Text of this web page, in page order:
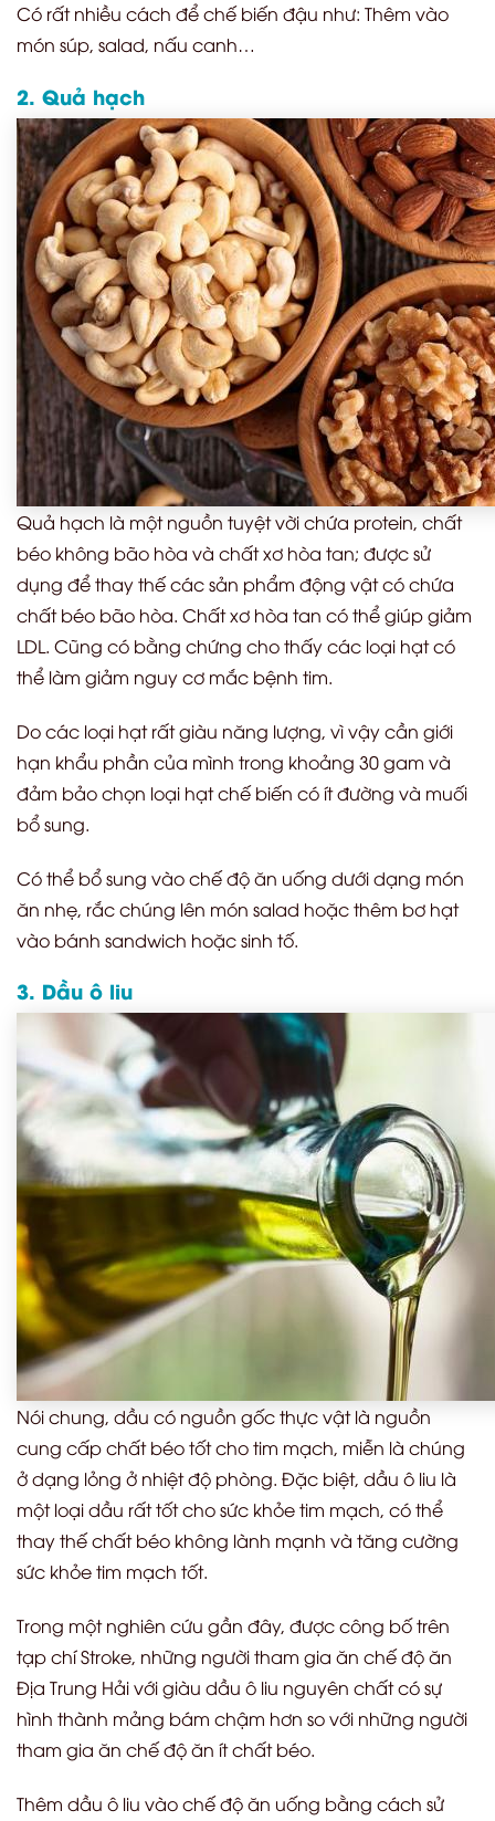
Có rất nhiều cách để chế biến đậu như: Thêm vào
món súp, salad, nấu canh…
2. Quả hạch
Quả hạch là một nguồn tuyệt vời chứa protein, chất
béo không bão hòa và chất xơ hòa tan; được sử
dụng để thay thế các sản phẩm động vật có chứa
chất béo bão hòa. Chất xơ hòa tan có thể giúp giảm
LDL. Cũng có bằng chứng cho thấy các loại hạt có
thể làm giảm nguy cơ mắc bệnh tim.
Do các loại hạt rất giàu năng lượng, vì vậy cần giới
hạn khẩu phần của mình trong khoảng 30 gam và
đảm bảo chọn loại hạt chế biến có ít đường và muối
bổ sung.
Có thể bổ sung vào chế độ ăn uống dưới dạng món
ăn nhẹ, rắc chúng lên món salad hoặc thêm bơ hạt
vào bánh sandwich hoặc sinh tố.
3. Dầu ô liu
Nói chung, dầu có nguồn gốc thực vật là nguồn
cung cấp chất béo tốt cho tim mạch, miễn là chúng
ở dạng lỏng ở nhiệt độ phòng. Đặc biệt, dầu ô liu là
một loại dầu rất tốt cho sức khỏe tim mạch, có thể
thay thế chất béo không lành mạnh và tăng cường
sức khỏe tim mạch tốt.
Trong một nghiên cứu gần đây, được công bố trên
tạp chí Stroke, những người tham gia ăn chế độ ăn
Địa Trung Hải với giàu dầu ô liu nguyên chất có sự
hình thành mảng bám chậm hơn so với những người
tham gia ăn chế độ ăn ít chất béo.
Thêm dầu ô liu vào chế độ ăn uống bằng cách sử